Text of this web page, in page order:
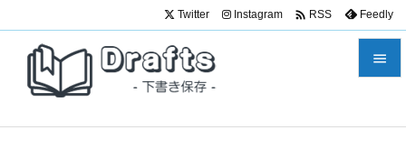

Twitter Instagram  RSS Feedly